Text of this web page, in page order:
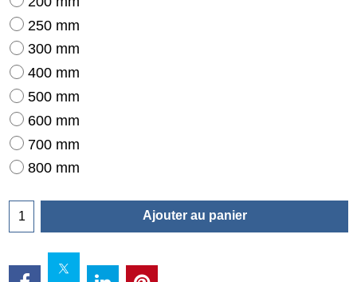
250 mm
300 mm
400 mm
500 mm
600 mm
700 mm
800 mm
Ajouter au panier